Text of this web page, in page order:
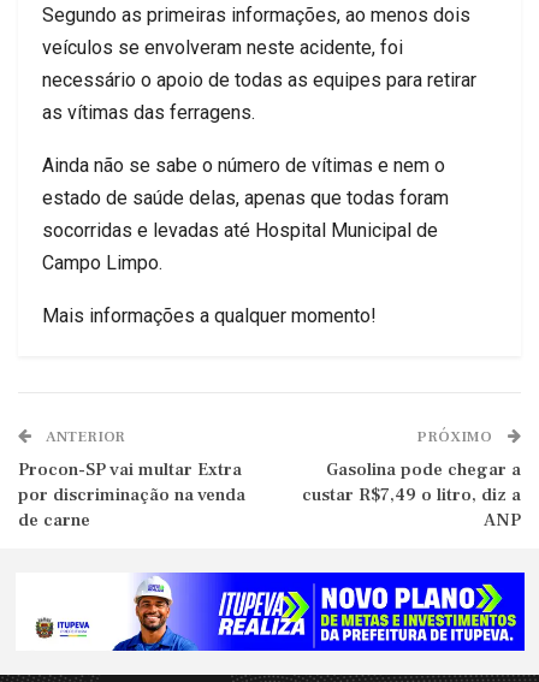
Segundo as primeiras informações, ao menos dois
veículos se envolveram neste acidente, foi
necessário o apoio de todas as equipes para retirar
as vítimas das ferragens.
Ainda não se sabe o número de vítimas e nem o
estado de saúde delas, apenas que todas foram
socorridas e levadas até Hospital Municipal de
Campo Limpo.
Mais informações a qualquer momento!
ANTERIOR
Procon-SP vai multar Extra
por discriminação na venda
de carne
PRÓXIMO
Gasolina pode chegar a
custar R$7,49 o litro, diz a
ANP